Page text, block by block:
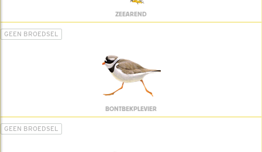
ZEEAREND
GEEN BROEDSEL
BONTBEKPLEVIER
GEEN BROEDSEL